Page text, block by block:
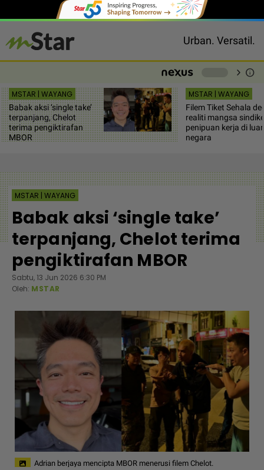
Urban. Versatil.
chevron_right info
MSTAR | WAYANG
Babak aksi ‘single take’
terpanjang, Chelot
terima pengiktirafan
MBOR
MSTAR | WAYANG
Filem Tiket Sehala
realiti mangsa
penipuan kerja di luar
negara
MSTAR | WAYANG
Babak aksi ‘single take’
terpanjang, Chelot terima
pengiktirafan MBOR
Sabtu, 13 Jun 2026 6:30 PM
Oleh: MSTAR
Adrian berjaya mencipta MBOR menerusi filem Chelot.